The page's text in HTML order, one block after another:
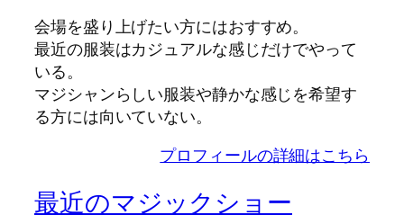
会場を盛り上げたい方にはおすすめ。
最近の服装はカジュアルな感じだけでやって
いる。
マジシャンらしい服装や静かな感じを希望す
る方には向いていない。
プロフィールの詳細はこちら
最近のマジックショー